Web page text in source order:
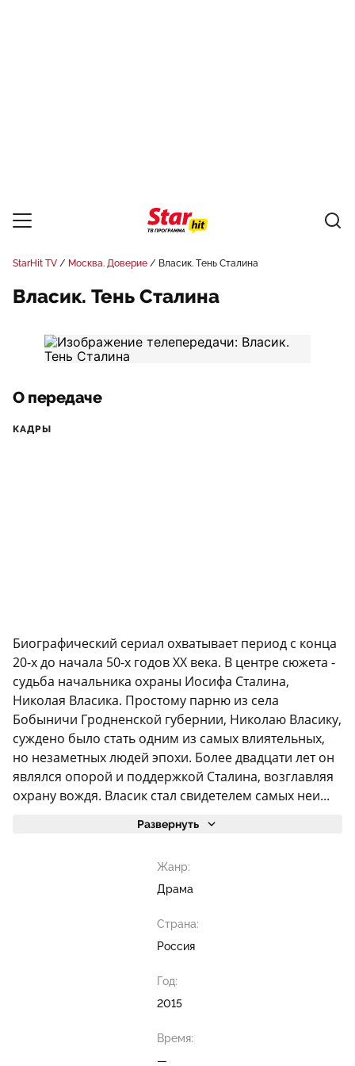
StarHit TV Москва. Доверие Власик. Тень Сталина
Власик. Тень Сталина
О передаче
КАДРЫ
Биографический сериал охватывает период с конца
20-х до начала 50-х годов XX века. В центре сюжета -
судьба начальника охраны Иосифа Сталина,
Николая Власика. Простому парню из села
Бобыничи Гродненской губернии, Николаю Власику,
суждено было стать одним из самых влиятельных,
но незаметных людей эпохи. Более двадцати лет он
являлся опорой и поддержкой Сталина, возглавляя
охрану вождя. Власик стал свидетелем самых неи...
Развернуть
Жанр:
Драма
Страна:
Россия
Год:
2015
Время:
—